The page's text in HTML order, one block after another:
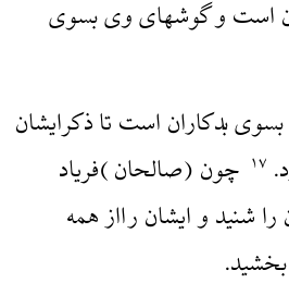
است و گوشهای وی بسوی
بدکاران است تا ذکرایشان
۱۷ چون (صالحان )فریاد
شنید و ایشان رااز همه